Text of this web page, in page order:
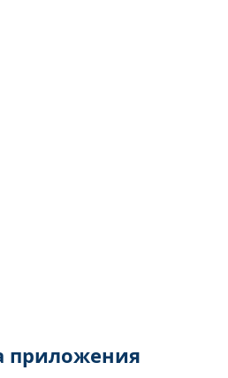
приложения